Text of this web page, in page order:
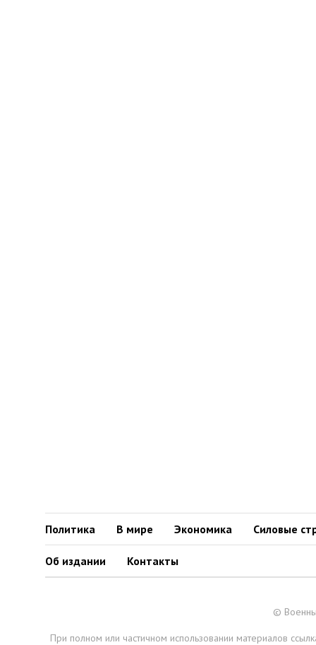
Политика В мире Экономика Силовые
Об издании Контакты
©
При полном или частичном использовании материалов